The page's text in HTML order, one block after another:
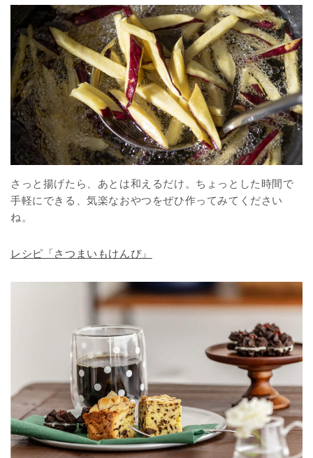
さっと揚げたら、あとは和えるだけ。ちょっとした時間で
手軽にできる、気楽なおやつをぜひ作ってみてください
ね。
レシピ「さつまいもけんぴ」